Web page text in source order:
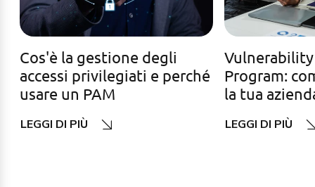
Cos'è la gestione degli
accessi privilegiati e perché
usare un PAM
LEGGI DI PIÙ
Program:
la tua
LEGGI DI PIÙ